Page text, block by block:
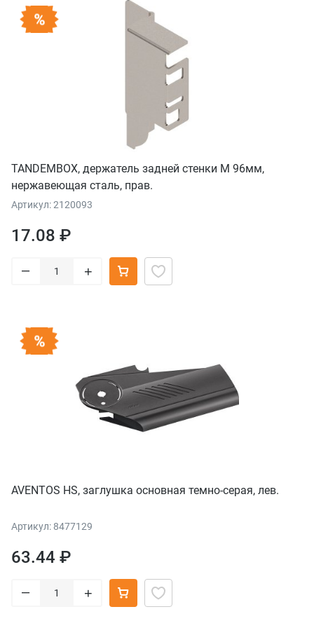
TANDEMBOX, держатель задней стенки М 96мм,
нержавеющая сталь, прав.
Артикул: 2120093
17.08 ₽
– +
AVENTOS HS, заглушка основная темно-серая, лев.
Артикул: 8477129
63.44 ₽
– +